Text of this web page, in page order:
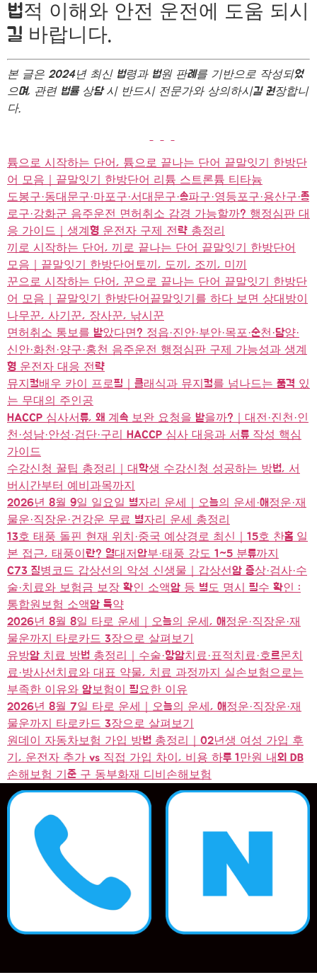
법적 이해와 안전 운전에 도움 되시
길 바랍니다.
본 글은 2024년 최신 법령과 법원 판례를 기반으로 작성되었
으며, 관련 법률 상담 시 반드시 전문가와 상의하시길 권장합니
다.
튬으로 시작하는 단어, 튬으로 끝나는 단어 끝말잇기 한방단
어 모음｜끝말잇기 한방단어 리튬 스트론튬 티타늄
도봉구·동대문구·마포구·서대문구·송파구·영등포구·용산구·종
로구·강화군 음주운전 면허취소 감경 가능할까? 행정심판 대
응 가이드｜생계형 운전자 구제 전략 총정리
끼로 시작하는 단어, 끼로 끝나는 단어 끝말잇기 한방단어
모음｜끝말잇기 한방단어토끼, 도끼, 조끼, 미끼
꾼으로 시작하는 단어, 꾼으로 끝나는 단어 끝말잇기 한방단
어 모음｜끝말잇기 한방단어끝말잇기를 하다 보면 상대방이
나무꾼, 사기꾼, 장사꾼, 낚시꾼
면허취소 통보를 받았다면? 정읍·진안·부안·목포·순천·담양·
신안·화천·양구·홍천 음주운전 행정심판 구제 가능성과 생계
형 운전자 대응 전략
뮤지컬배우 카이 프로필｜클래식과 뮤지컬를 넘나드는 품격 있
는 무대의 주인공
HACCP 심사서류, 왜 계속 보완 요청을 받을까?｜대전·진천·인
천·성남·안성·검단·구리 HACCP 심사 대응과 서류 작성 핵심
가이드
수강신청 꿀팁 총정리｜대학생 수강신청 성공하는 방법, 서
버시간부터 예비과목까지
2026년 8월 9일 일요일 별자리 운세｜오늘의 운세·애정운·재
물운·직장운·건강운 무료 별자리 운세 총정리
13호 태풍 돌핀 현재 위치·중국 예상경로 최신｜15호 찬홈 일
본 접근, 태풍이란? 열대저압부·태풍 강도 1~5 분류까지
C73 질병코드 갑상선의 악성 신생물｜갑상선암 증상·검사·수
술·치료와 보험금 보장 확인 소액암 등 별도 명시 필수 확인 :
통합원보험 소액암 특약
2026년 8월 8일 타로 운세｜오늘의 운세, 애정운·직장운·재
물운까지 타로카드 3장으로 살펴보기
유방암 치료 방법 총정리｜수술·항암치료·표적치료·호르몬치
료·방사선치료와 대표 약물, 치료 과정까지 실손보험으로는
부족한 이유와 암보험이 필요한 이유
2026년 8월 7일 타로 운세｜오늘의 운세, 애정운·직장운·재
물운까지 타로카드 3장으로 살펴보기
원데이 자동차보험 가입 방법 총정리｜02년생 여성 가입 후
기, 운전자 추가 vs 직접 가입 차이, 비용 하루 1만원 내외 DB
손해보험 기준 구 동부화재 디비손해보험